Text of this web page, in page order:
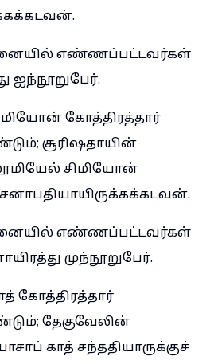
எண்ணப்பட்டவர்கள்
ஐந்நூறுபேர்.
கோத்திரத்தார்
சூரிஷதாயின்
சிமியோன்
எண்ணப்பட்டவர்கள்
முந்நூறுபேர்.
கோத்திரத்தார்
தேகுவேலின்
காத் சந்ததியாருக்குச்